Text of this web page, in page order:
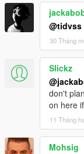
@tidvss
30 Tháng
Slickz
don't
on here
11 Tháng
Mohsig